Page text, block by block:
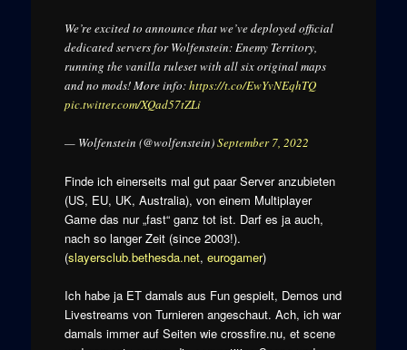
We’re excited to announce that we’ve deployed official
dedicated servers for Wolfenstein: Enemy Territory,
running the vanilla ruleset with all six original maps
and no mods! More info:https://t.co/EwYvNEqhTQ
pic.twitter.com/XQad57tZLi
— Wolfenstein (@wolfenstein)September 7, 2022
Finde ich einerseits mal gut paar Server anzubieten
(US, EU, UK, Australia), von einem Multiplayer
Game das nur „fast“ ganz tot ist. Darf es ja auch,
nach so langer Zeit (since 2003!).
(slayersclub.bethesda.net, eurogamer)
Ich habe ja ET damals aus Fun gespielt, Demos und
Livestreams von Turnieren angeschaut. Ach, ich war
damals immer auf Seiten wie crossfire.nu, et scene